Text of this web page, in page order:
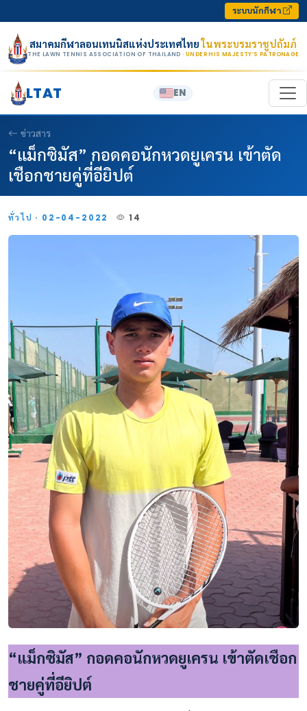
ระบบนักกีฬา
สมาคมกีฬาลอนเทนนิสแห่งประเทศไทยในพระบรมราชูปถัมภ์
THE LAWN TENNIS ASSOCIATION OF THAILAND · UNDER HIS MAJESTY’S PATRONAGE
LTAT EN
ข่าวสาร
“แม็กซิมัส” กอดคอนักหวดยูเครน เข้าตัด
เชือกชายคู่ที่อียิปต์
ทั่วไป · 02-04-2022 14
“แม็กซิมัส” กอดคอนักหวดยูเครน เข้าตัดเชือก
ชายคู่ที่อียิปต์